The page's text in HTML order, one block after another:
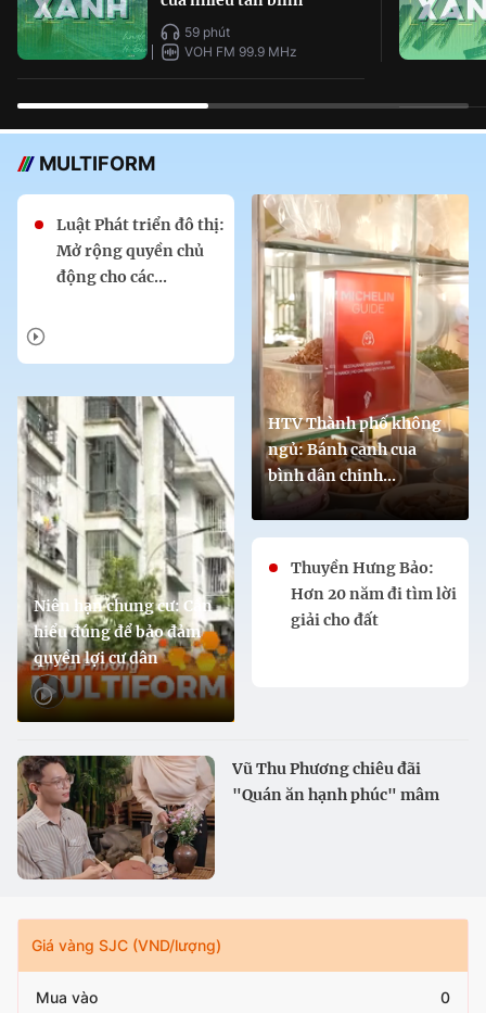
59 phút
VOH FM 99.9 MHz
MULTIFORM
Luật Phát triển đô thị:
Mở rộng quyền chủ
động cho các...
HTV Thành phố không
ngủ: Bánh canh cua
bình dân chinh...
Niên hạn chung cư: Cần
hiểu đúng để bảo đảm
quyền lợi cư dân
Thuyền Hưng Bảo:
Hơn 20 năm đi tìm lời
giải cho đất
Vũ Thu Phương chiêu đãi
"Quán ăn hạnh phúc" mâm
Giá vàng SJC (VND/lượng)
Mua vào 0